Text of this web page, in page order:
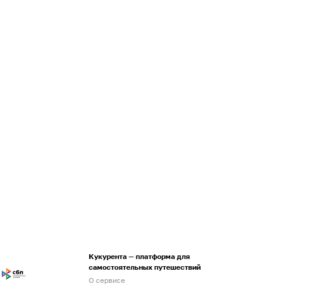
Кукурента — платформа для
самостоятельных путешествий
О сервисе